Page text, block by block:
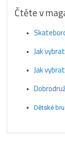
Čtěte v
Jak
Jak
Dětské